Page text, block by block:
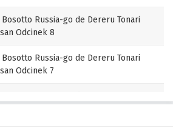
Russia-go de Dereru Tonari
Odcinek 8
Russia-go de Dereru Tonari
Odcinek 7